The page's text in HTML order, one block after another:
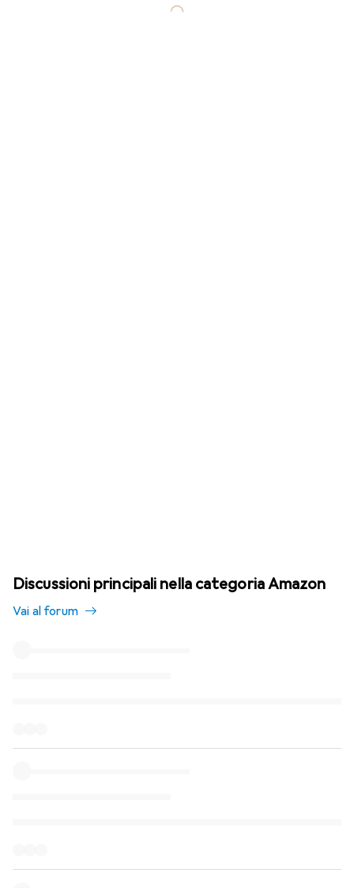
Discussioni principali nella categoria Amazon
Vai al forum